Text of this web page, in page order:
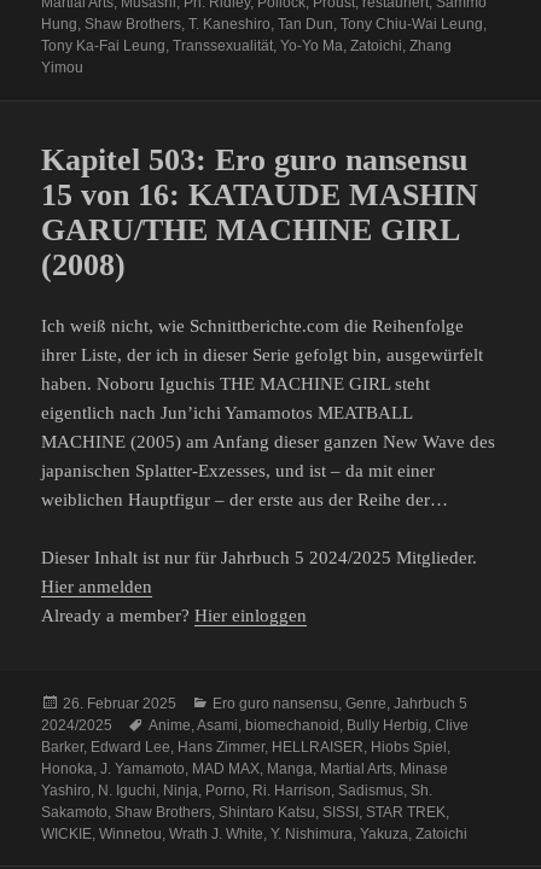
Hung, Shaw Brothers,T. Kaneshiro,Tan Dun,Tony Chiu-Wai Leung,
Tony Ka-Fai Leung,Transsexualität,Yo-Yo Ma,Zatoichi,Zhang
Yimou
Kapitel 503: Ero guro nansensu
15 von 16: KATAUDE MASHIN
GARU/THE MACHINE GIRL
(2008)
Ich weiß nicht, wie Schnittberichte.com die Reihenfolge
ihrer Liste, der ich in dieser Serie gefolgt bin, ausgewürfelt
haben. Noboru Iguchis THE MACHINE GIRL steht
eigentlich nach Jun’ichi Yamamotos MEATBALL
MACHINE (2005) am Anfang dieser ganzen New Wave des
japanischen Splatter-Exzesses, und ist – da mit einer
weiblichen Hauptfigur – der erste aus der Reihe der…
Dieser Inhalt ist nur für Jahrbuch 5 2024/2025 Mitglieder.
Hier anmelden
Already a member?Hier einloggen
Veröffentlicht
am
26. Februar 2025 Kategorien
Ero guro nansensu ,Genre ,Jahrbuch 5
2024/2025
Schlagwörter
Anime ,Asami biomechanoid Bully Herbig ,Clive
Barker, Edward Lee Hans Zimmer, HELLRAISER Hiobs Spiel
Honoka ,J. Yamamoto MAD MAX Manga Martial Arts Minase
Yashiro N. Iguchi Ninja Porno Ri. Harrison Sadismus Sh.
Sakamoto Shaw Brothers Shintaro Katsu SISSI STAR TREK
WICKIE ,Winnetou ,Wrath J. White ,Y. Nishimura ,Yakuza Zatoichi